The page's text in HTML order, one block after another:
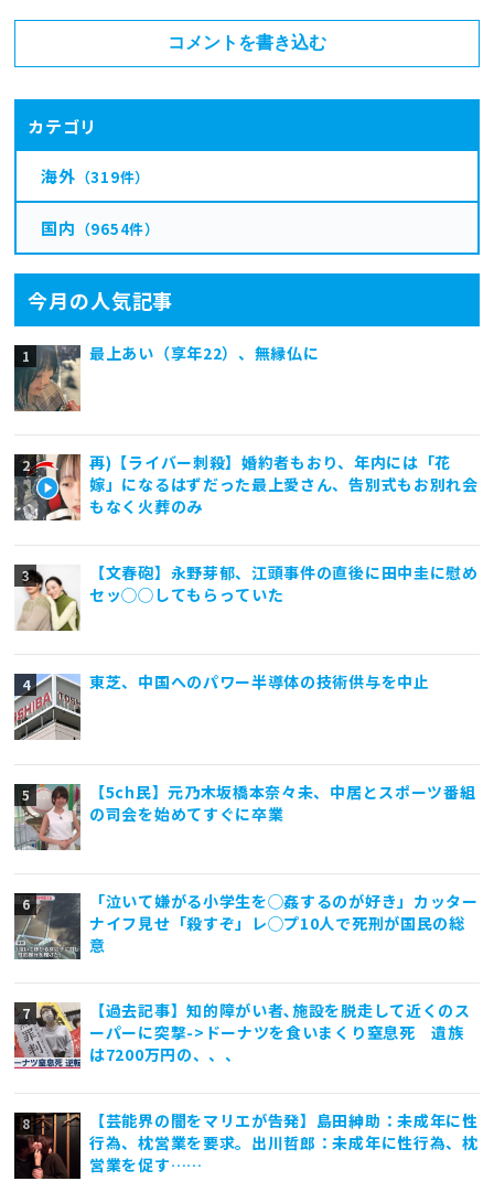
コメントを書き込む
カテゴリ
海外 （319件）
国内 （9654件）
今月の人気記事
最上あい（享年22）、無縁仏に
再)【ライバー刺殺】婚約者もおり、年内には「花
嫁」になるはずだった最上愛さん、告別式もお別れ会
もなく火葬のみ
【文春砲】永野芽郁、江頭事件の直後に田中圭に慰め
セッ◯◯してもらっていた
東芝、中国へのパワー半導体の技術供与を中止
【5ch民】元乃木坂橋本奈々未、中居とスポーツ番組
の司会を始めてすぐに卒業
「泣いて嫌がる小学生を◯姦するのが好き」カッター
ナイフ見せ「殺すぞ」レ◯プ10人で死刑が国民の総
意
【過去記事】知的障がい者､施設を脱走して近くのス
ーパーに突撃->ドーナツを食いまくり窒息死 遺族
は7200万円の、、、
【芸能界の闇をマリエが告発】島田紳助：未成年に性
行為、枕営業を要求。出川哲郎：未成年に性行為、枕
営業を促す……